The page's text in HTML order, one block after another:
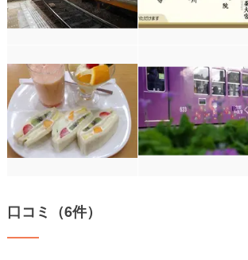
口コミ（6件）